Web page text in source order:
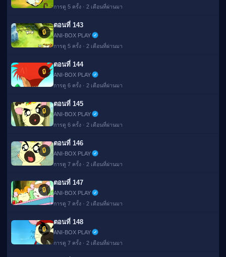
การดู 5 ครั้ง · 2 เดือนที่ผ่านมา
🔒
ตอนที่ 143
ANI-BOX PLAY
การดู 5 ครั้ง · 2 เดือนที่ผ่านมา
🔒
ตอนที่ 144
ANI-BOX PLAY
การดู 6 ครั้ง · 2 เดือนที่ผ่านมา
🔒
ตอนที่ 145
ANI-BOX PLAY
การดู 6 ครั้ง · 2 เดือนที่ผ่านมา
🔒
ตอนที่ 146
ANI-BOX PLAY
การดู 7 ครั้ง · 2 เดือนที่ผ่านมา
🔒
ตอนที่ 147
ANI-BOX PLAY
การดู 7 ครั้ง · 2 เดือนที่ผ่านมา
🔒
ตอนที่ 148
ANI-BOX PLAY
การดู 7 ครั้ง · 2 เดือนที่ผ่านมา